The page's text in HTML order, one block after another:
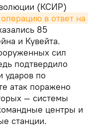
(КСИР)
в ответ на
85
и Кувейта.
сил
подтвердило
ударов по
атак поражено
— системы
центры и
станции.